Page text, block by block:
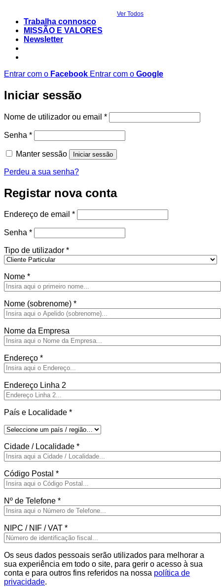
Ver Todos
Trabalha connosco
MISSÃO E VALORES
Newsletter
Entrar com o Facebook Entrar com o Google
Iniciar sessão
Nome de utilizador ou email *Obrigatório
Senha *Obrigatório
Manter sessão Iniciar sessão
Perdeu a sua senha?
Registar nova conta
Endereço de email *Obrigatório
Senha *Obrigatório
Tipo de utilizador *
Nome *
Nome (sobrenome) *
Nome da Empresa
Endereço *
Endereço Linha 2
País e Localidade *
Cidade / Localidade *
Código Postal *
Nº de Telefone *
NIPC / NIF / VAT *
Os seus dados pessoais serão utilizados para melhorar a
sua experiência em todo o site, para gerir o acesso à sua
conta e para outros fins referidos na nossa política de
privacidade.